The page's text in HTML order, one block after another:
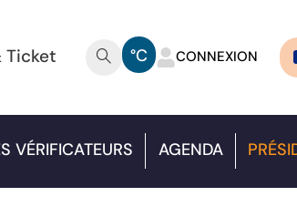
Ticket °C CONNEXION
VÉRIFICATEURS AGENDA